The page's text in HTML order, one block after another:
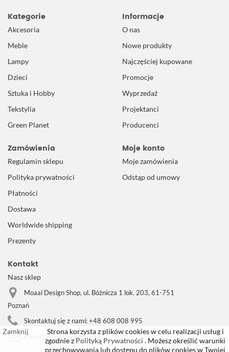
Kategorie
Akcesoria
Meble
Lampy
Dzieci
Sztuka i Hobby
Tekstylia
Green Planet
Informacje
O nas
Nowe produkty
Najczęściej kupowane
Promocje
Wyprzedaż
Projektanci
Producenci
Zamówienia
Regulamin sklepu
Polityka prywatności
Płatności
Dostawa
Worldwide shipping
Prezenty
Moje konto
Moje zamówienia
Odstąp od umowy
Kontakt
Nasz sklep
Moaai Design Shop, ul. Bóżnicza 1 lok. 203, 61-751
Poznań
Skontaktuj się z nami:+48 608 008 995
E-mail:
sklep@moaai.com
Zamknij
Strona korzysta z plików cookies w celu realizacji usług i
zgodnie z Polityką Prywatności . Możesz określić warunki
przechowywania lub dostępu do plików cookies w Twojej